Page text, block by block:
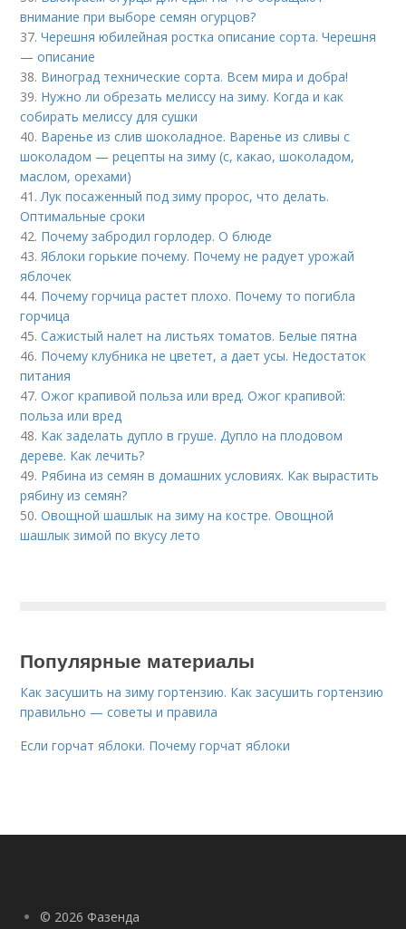
внимание при выборе семян огурцов?
37.Черешня юбилейная ростка описание сорта. Черешня
— описание
38. Виноград технические сорта. Всем мира и добра!
39. Нужно ли обрезать мелиссу на зиму. Когда и как
собирать мелиссу для сушки
40. Варенье из слив шоколадное. Варенье из сливы с
шоколадом — рецепты на зиму (с, какао, шоколадом,
маслом, орехами)
41.Лук посаженный под зиму пророс, что делать.
Оптимальные сроки
42. Почему забродил горлодер. О блюде
43.Яблоки горькие почему. Почему не радует урожай
яблочек
44. Почему горчица растет плохо. Почему то погибла
горчица
45.Сажистый налет на листьях томатов. Белые пятна
46. Почему клубника не цветет, а дает усы. Недостаток
питания
47.Ожог крапивой польза или вред. Ожог крапивой:
польза или вред
48. Как заделать дупло в груше. Дупло на плодовом
дереве. Как лечить?
49. Рябина из семян в домашних условиях. Как вырастить
рябину из семян?
50.Овощной шашлык на зиму на костре. Овощной
шашлык зимой по вкусу лето
Популярные материалы
Как засушить на зиму гортензию. Как засушить гортензию
правильно — советы и правила
Если горчат яблоки. Почему горчат яблоки
© 2026 Фазенда